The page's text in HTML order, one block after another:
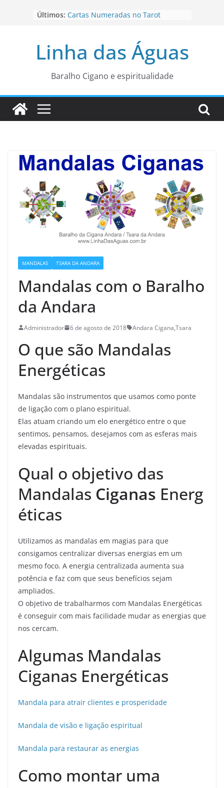
Últimos: Cartas Numeradas no Tarot
para está fase
Os Naipes no Tarot
Cartas da Corte no Tarot
Linha das Águas
Baralho Cigano e espiritualidade
MANDALAS TSARA DA ANDARA
Mandalas com o Baralho
da Andara
Administrador 6 de agosto de 2018 Andara Cigana,Tsara
O que são Mandalas
Energéticas
Mandalas são instrumentos que usamos como ponte
de ligação com o plano espiritual.
Elas atuam criando um elo energético entre o que
sentimos, pensamos, desejamos com as esferas mais
elevadas espirituais.
Qual o objetivo das
Mandalas Ciganas Energ
éticas
Utilizamos as mandalas em magias para que
consigamos centralizar diversas energias em um
mesmo foco. A energia centralizada aumenta sua
potência e faz com que seus benefícios sejam
ampliados.
O objetivo de trabalharmos com Mandalas Energéticas
é conseguir com mais facilidade mudar as energias que
nos cercam.
Algumas Mandalas
Ciganas Energéticas
Mandala para atrair clientes e prosperidade
Mandala de visão e ligação espiritual
Mandala para restaurar as energias
Como montar uma